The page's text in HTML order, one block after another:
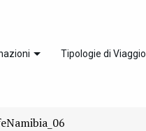
Tipologie di Viaggio